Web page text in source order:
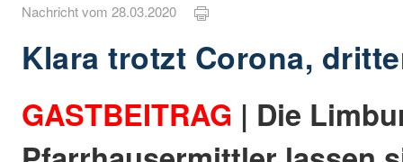
Nachricht vom 28.03.2020
Klara trotzt Corona,
GASTBEITRAG | Die